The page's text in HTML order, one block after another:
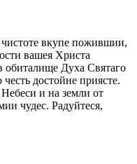
вкупе пожившии,
вашея Христа
обиталище Духа Святаго
достойне приясте.
и на земли от
чудес. Радуйтеся,